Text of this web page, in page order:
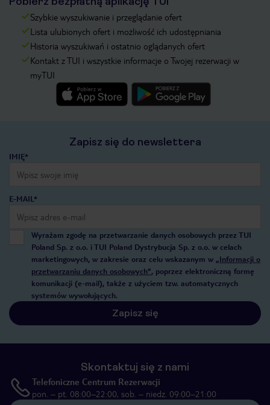
Szybkie wyszukiwanie i przeglądanie ofert
Lista ulubionych ofert i możliwość ich udostępniania
Historia wyszukiwań i ostatnio oglądanych ofert
Kontakt z TUI i wszystkie informacje o Twojej rezerwacji w
myTUI
Zapisz się do newslettera
IMIĘ*
E-MAIL*
Wyrażam zgodę na przetwarzanie danych osobowych przez TUI
Poland Sp. z o.o. i TUI Poland Dystrybucja Sp. z o.o. w celach
marketingowych, w zakresie oraz celu wskazanym w „Informacji o
przetwarzaniu danych osobowych”, poprzez elektroniczną formę
komunikacji (e-mail), także z użyciem tzw. automatycznych
systemów wywołujących.
Zapisz się
Skontaktuj się z nami
Telefoniczne Centrum Rezerwacji
pon. – pt. 08:00–22:00, sob. – niedz. 09:00–21:00